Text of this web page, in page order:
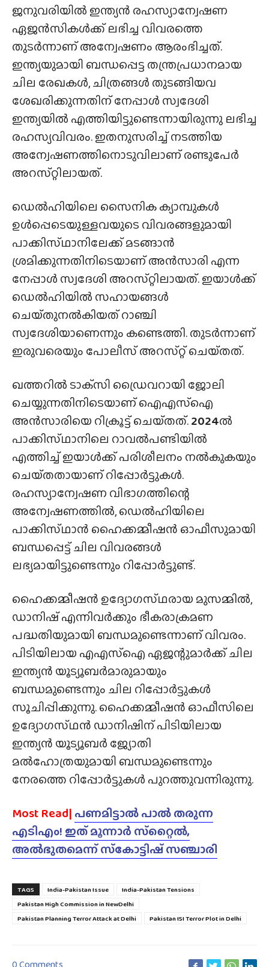
ജനുവരിയിൽ ഇന്ത്യൻ രഹസ്യാന്വേഷണ
ഏജൻസികൾക്ക് ലഭിച്ച വിവരത്തെ
തുടർന്നാണ് അന്വേഷണം ആരംഭിച്ചത്.
ഇന്ത്യയുമായി ബന്ധപ്പെട്ട തന്ത്രപ്രധാനമായ
ചില രേഖകൾ, ചിത്രങ്ങൾ തുടങ്ങിയവ
ശേഖരിക്കുന്നതിന് നേപ്പാൾ സ്വദേശി
ഇന്ത്യയിൽ എത്തിയിട്ടുണ്ടെന്നായിരുന്നു ലഭിച്ച
രഹസ്യവിവരം. ഇതനുസരിച്ച് നടത്തിയ
അന്വേഷണത്തിനൊടുവിലാണ് രണ്ടുപേർ
അറസ്‌റ്റിലായത്‌.
ഡെൽഹിയിലെ സൈനിക ക്യാമ്പുകൾ
ഉൾപ്പെടെയുള്ളവയുടെ വിവരങ്ങളുമായി
പാക്കിസ്‌ഥാനിലേക്ക് മടങ്ങാൻ
ശ്രമിക്കുന്നതിനിടെയാണ് അൻസാരി എന്ന
നേപ്പാൾ സ്വദേശി അറസ്‌റ്റിലായത്‌. ഇയാൾക്ക്
ഡെൽഹിയിൽ സഹായങ്ങൾ
ചെയ്‌തുനൽകിയത് റാഞ്ചി
സ്വദേശിയാണെന്നും കണ്ടെത്തി. തുടർന്നാണ്
ഇരുവരെയും പോലീസ് അറസ്‌റ്റ്‌ ചെയ്‌തത്‌.
ഖത്തറിൽ ടാക്‌സി ഡ്രൈവറായി ജോലി
ചെയ്യുന്നതിനിടെയാണ് ഐഎസ്‌ഐ
അൻസാരിയെ റിക്രൂട്ട് ചെയ്‌തത്‌.2024ൽ
പാക്കിസ്‌ഥാനിലെ റാവൽപണ്ടിയിൽ
എത്തിച്ച് ഇയാൾക്ക് പരിശീലനം നൽകുകയും
ചെയ്‌തതായാണ് റിപ്പോർട്ടുകൾ.
രഹസ്യാന്വേഷണ വിഭാഗത്തിന്റെ
അന്വേഷണത്തിൽ, ഡെൽഹിയിലെ
പാക്കിസ്‌ഥാൻ ഹൈക്കമ്മീഷൻ ഓഫീസുമായി
ബന്ധപ്പെട്ട് ചില വിവരങ്ങൾ
ലഭ്യമായിട്ടുണ്ടെന്നും റിപ്പോർട്ടുണ്ട്.
ഹൈക്കമ്മീഷൻ ഉദ്യോഗസ്‌ഥരായ മുസമ്മിൽ,
ഡാനിഷ് എന്നിവർക്കും ഭീകരാക്രമണ
പദ്ധതിയുമായി ബന്ധമുണ്ടെന്നാണ് വിവരം.
പിടിയിലായ എഎസ്ഐ ഏജന്റുമാർക്ക് ചില
ഇന്ത്യൻ യൂട്യൂബർമാരുമായും
ബന്ധമുണ്ടെന്നും ചില റിപ്പോർട്ടുകൾ
സൂചിപ്പിക്കുന്നു. ഹൈക്കമ്മീഷൻ ഓഫീസിലെ
ഉദ്യോഗസ്‌ഥൻ ഡാനിഷിന് പിടിയിലായ
ഇന്ത്യൻ യൂട്യൂബർ ജ്യോതി
മൽഹോത്രയുമായി ബന്ധമുണ്ടെന്നും
നേരത്തെ റിപ്പോർട്ടുകൾ പുറത്തുവന്നിരുന്നു.
Most Read| പണമിട്ടാൽ പാൽ തരുന്ന
എടിഎം! ഇത് മൂന്നാർ സ്‌റ്റൈൽ,
അൽഭുതമെന്ന് സ്‌കോട്ടിഷ് സഞ്ചാരി
TAGS India-Pakistan Issue
India-Pakistan Tensions
Pakistan High Commission in NewDelhi
Pakistan Planning Terror Attack at Delhi
Pakistan ISI Terror Plot in Delhi